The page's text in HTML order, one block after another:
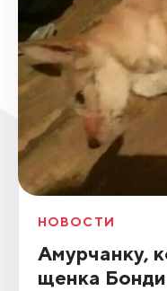
НОВОСТИ
Амурчанку,
щенка